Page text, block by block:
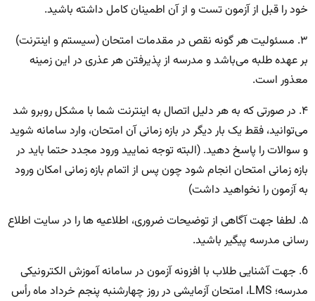
خود را قبل از آزمون تست و از آن اطمینان کامل داشته باشید.
۳. مسئولیت هر گونه نقص در مقدمات امتحان (سیستم و اینترنت)
بر عهده طلبه می‌باشد و مدرسه از پذیرفتن هر عذری در این زمینه
معذور است.
۴. در صورتی که به هر دلیل اتصال به اینترنت شما با مشکل روبرو شد
می‌توانید، فقط یک بار دیگر در بازه زمانی آن امتحان، وارد سامانه شوید
و سوالات را پاسخ دهید. (البته توجه نمایید ورود مجدد حتما باید در
بازه زمانی امتحان انجام شود چون پس از اتمام بازه زمانی امکان ورود
به آزمون را نخواهید داشت)
۵. لطفا جهت آگاهی از توضیحات ضروری، اطلاعیه ها را در سایت اطلاع
رسانی مدرسه پیگیر باشید.
6. جهت آشنایی طلاب با افزونه آزمون در سامانه آموزش الکترونیکی
مدرسه؛ LMS، امتحان آزمایشی در روز چهارشنبه پنجم خرداد ماه رأس